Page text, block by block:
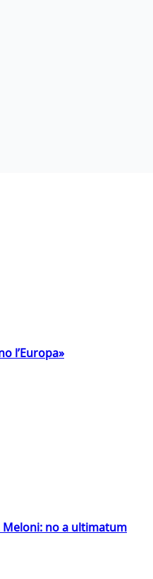
l’Europa»
no a ultimatum